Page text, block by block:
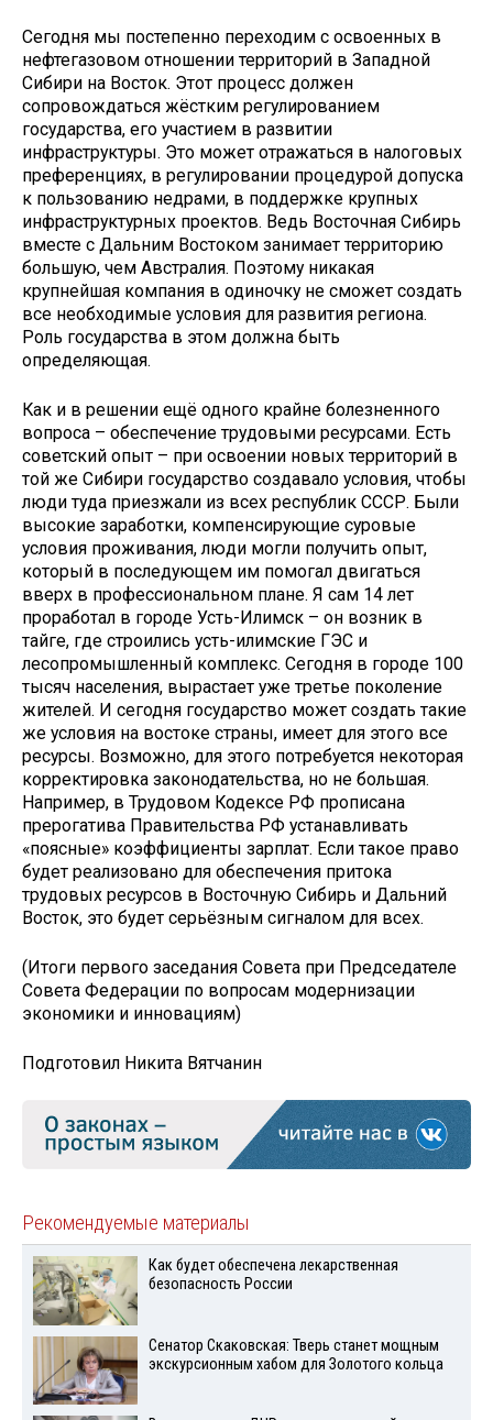
Сегодня мы постепенно переходим с освоенных в
нефтегазовом отношении территорий в Западной
Сибири на Восток. Этот процесс должен
сопровождаться жёстким регулированием
государства, его участием в развитии
инфраструктуры. Это может отражаться в налоговых
преференциях, в регулировании процедурой допуска
к пользованию недрами, в поддержке крупных
инфраструктурных проектов. Ведь Восточная Сибирь
вместе с Дальним Востоком занимает территорию
большую, чем Австралия. Поэтому никакая
крупнейшая компания в одиночку не сможет создать
все необходимые условия для развития региона.
Роль государства в этом должна быть
определяющая.
Как и в решении ещё одного крайне болезненного
вопроса – обеспечение трудовыми ресурсами. Есть
советский опыт – при освоении новых территорий в
той же Сибири государство создавало условия, чтобы
люди туда приезжали из всех республик СССР. Были
высокие заработки, компенсирующие суровые
условия проживания, люди могли получить опыт,
который в последующем им помогал двигаться
вверх в профессиональном плане. Я сам 14 лет
проработал в городе Усть-Илимск – он возник в
тайге, где строились усть-илимские ГЭС и
лесопромышленный комплекс. Сегодня в городе 100
тысяч населения, вырастает уже третье поколение
жителей. И сегодня государство может создать такие
же условия на востоке страны, имеет для этого все
ресурсы. Возможно, для этого потребуется некоторая
корректировка законодательства, но не большая.
Например, в Трудовом Кодексе РФ прописана
прерогатива Правительства РФ устанавливать
«поясные» коэффициенты зарплат. Если такое право
будет реализовано для обеспечения притока
трудовых ресурсов в Восточную Сибирь и Дальний
Восток, это будет серьёзным сигналом для всех.
(Итоги первого заседания Совета при Председателе
Совета Федерации по вопросам модернизации
экономики и инновациям)
Подготовил Никита Вятчанин
Рекомендуемые материалы
Как будет обеспечена лекарственная
безопасность России
Сенатор Скаковская: Тверь станет мощным
экскурсионным хабом для Золотого кольца